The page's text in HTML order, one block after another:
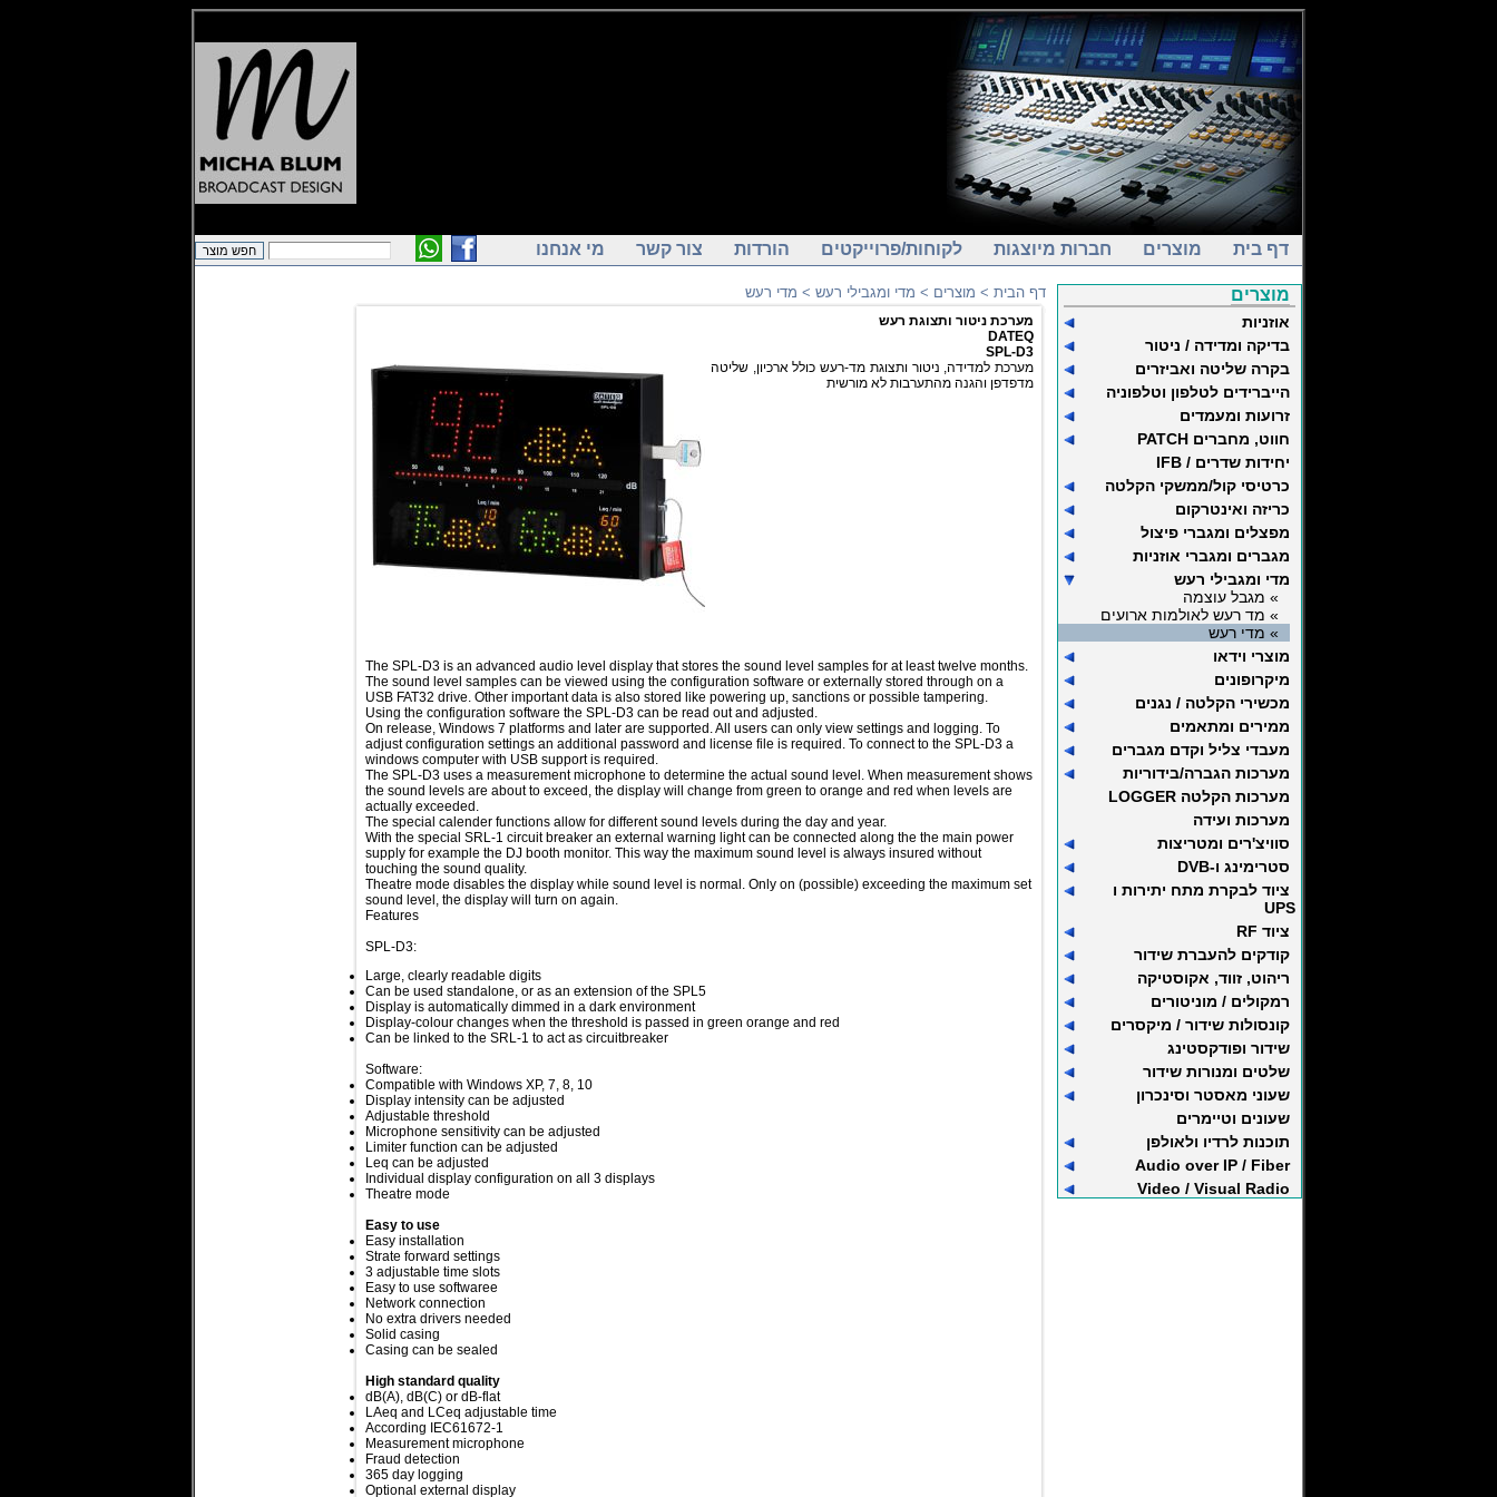
דף בית מוצרים חברות מיוצגות לקוחות/פרוייקטים הורדות צור קשר מי אנחנו
מוצרים
אוזניות
בדיקה ומדידה / ניטור
בקרה שליטה ואביזרים
הייברידים לטלפון וטלפוניה
זרועות ומעמדים
חווט, מחברים PATCH
יחידות שדרים / IFB
כרטיסי קול/ממשקי הקלטה
כריזה ואינטרקום
מפצלים ומגברי פיצול
מגברים ומגברי אוזניות
מדי ומגבילי רעש
» מגבל עוצמה
» מד רעש לאולמות ארועים
» מדי רעש
מוצרי וידאו
מיקרופונים
מכשירי הקלטה / נגנים
ממירים ומתאמים
מעבדי צליל וקדם מגברים
מערכות הגברה/בידוריות
מערכות הקלטה LOGGER
מערכות ועידה
סוויצ'רים ומטריצות
סטרימינג ו-DVB
ציוד לבקרת מתח יתירות ו
UPS
ציוד RF
קודקים להעברת שידור
ריהוט, זווד, אקוסטיקה
רמקולים / מוניטורים
קונסולות שידור / מיקסרים
שידור ופודקסטינג
שלטים ומנורות שידור
שעוני מאסטר וסינכרון
שעונים וטיימרים
תוכנות לרדיו ולאולפן
Audio over IP / Fiber
Video / Visual Radio
דף הבית > מוצרים > מדי ומגבילי רעש > מדי רעש
מערכת ניטור ותצוגת רעש
DATEQ
SPL-D3
מערכת למדידה, ניטור ותצוגת מד-רעש כולל ארכיון, שליטה
מדפדפן והגנה מהתערבות לא מורשית
The SPL-D3 is an advanced audio level display that stores the sound level samples for at least twelve months.
The sound level samples can be viewed using the configuration software or externally stored through on a
USB FAT32 drive. Other important data is also stored like powering up, sanctions or possible tampering.
Using the configuration software the SPL-D3 can be read out and adjusted.
On release, Windows 7 platforms and later are supported. All users can only view settings and logging. To
adjust configuration settings an additional password and license file is required. To connect to the SPL-D3 a
windows computer with USB support is required.
The SPL-D3 uses a measurement microphone to determine the actual sound level. When measurement shows
the sound levels are about to exceed, the display will change from green to orange and red when levels are
actually exceeded.
The special calender functions allow for different sound levels during the day and year.
With the special SRL-1 circuit breaker an external warning light can be connected along the the main power
supply for example the DJ booth monitor. This way the maximum sound level is always insured without
touching the sound quality.
Theatre mode disables the display while sound level is normal. Only on (possible) exceeding the maximum set
sound level, the display will turn on again.
Features
SPL-D3:
Large, clearly readable digits
Can be used standalone, or as an extension of the SPL5
Display is automatically dimmed in a dark environment
Display-colour changes when the threshold is passed in green orange and red
Can be linked to the SRL-1 to act as circuitbreaker
Software:
Compatible with Windows XP, 7, 8, 10
Display intensity can be adjusted
Adjustable threshold
Microphone sensitivity can be adjusted
Limiter function can be adjusted
Leq can be adjusted
Individual display configuration on all 3 displays
Theatre mode
Easy to use
Easy installation
Strate forward settings
3 adjustable time slots
Easy to use softwaree
Network connection
No extra drivers needed
Solid casing
Casing can be sealed
High standard quality
dB(A), dB(C) or dB-flat
LAeq and LCeq adjustable time
According IEC61672-1
Measurement microphone
Fraud detection
365 day logging
Optional external display